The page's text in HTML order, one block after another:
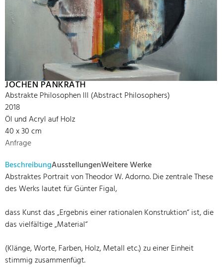
JOCHEN PANKRATH
Abstrakte Philosophen III (Abstract Philosophers)
2018
Öl und Acryl auf Holz
40 x 30 cm
Anfrage
BeschreibungAusstellungenWeitere Werke
Abstraktes Portrait von Theodor W. Adorno. Die zentrale These
des Werks lautet für Günter Figal,
dass Kunst das „Ergebnis einer rationalen Konstruktion“ ist, die
das vielfältige „Material“
(Klänge, Worte, Farben, Holz, Metall etc.) zu einer Einheit
stimmig zusammenfügt.